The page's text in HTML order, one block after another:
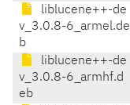
liblucene++-de
v_3.0.8-6_armel.de
b
liblucene++-de
v_3.0.8-6_armhf.d
eb